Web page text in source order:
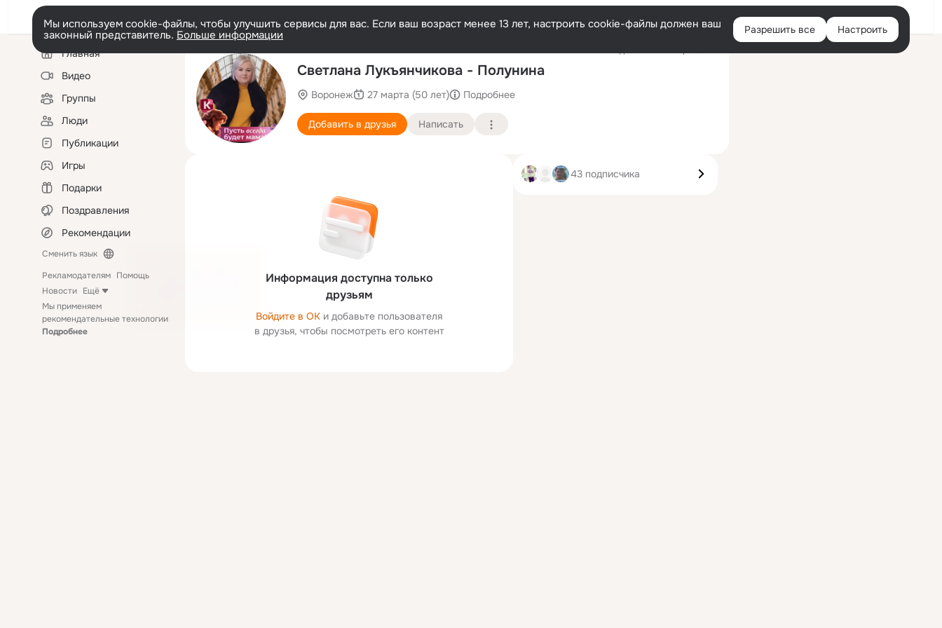
Войти
Мы используем cookie-файлы, чтобы улучшить сервисы для вас. Если ваш возраст менее 13 лет, настроить cookie-файлы должен ваш
законный представитель. Больше информации Разрешить все Настроить
Левая
колонкаГлавная
Видео
Группы
Люди
Публикации
Игры
Подарки
Поздравления
Рекомендации
Сменить язык
Рекламодателям Помощь
Новости Ещё
Мы применяем
рекомендательные технологии
Подробнее
Светлана Лукъянчикова - Полунина
Воронеж 27 марта (50 лет) Подробнее
Добавить в друзья Написать
Информация доступна только
друзьям
Войдите в ОК и добавьте пользователя
в друзья, чтобы посмотреть его контент
43 подписчика